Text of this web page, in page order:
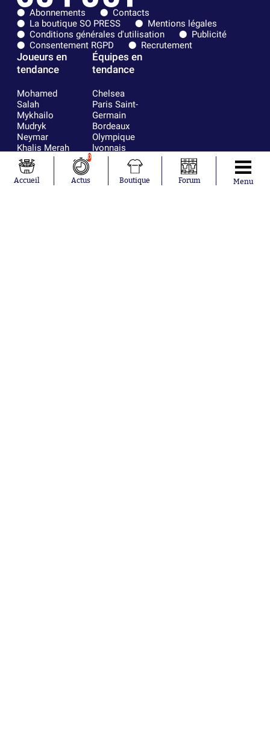
Abonnements
Contacts
La boutique SO PRESS
Mentions légales
Conditions générales d'utilisation
Publicité
Consentement RGPD
Recrutement
Joueurs en
tendance
Mohamed
Salah
Mykhailo
Mudryk
Neymar
Khalis Merah
Loïs Openda
Moussa
Niakhaté
Équipes en
tendance
Chelsea
Paris Saint-
Germain
Bordeaux
Olympique
lyonnais
FIFA
Real Madrid
RC Strasbourg
Accueil
0
Actus Boutique Forum Menu